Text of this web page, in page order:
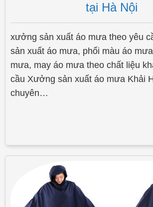
tại Hà Nội
xưởng sản xuất áo mưa theo yêu
sản xuất áo mưa, phối màu áo
mưa, may áo mưa theo chất liệu
cầu Xưởng sản xuất áo mưa Khải
chuyên…